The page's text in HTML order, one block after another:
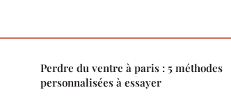
Perdre du ventre à paris : 5 méthodes
personnalisées à essayer